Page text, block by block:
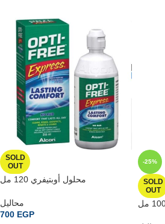
SOLD
OUT
محلول أوبتيفري 120 مل
محاليل
700 EGP
-25%
SOLD
OUT